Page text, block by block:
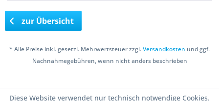
zur Übersicht
* Alle Preise inkl. gesetzl. Mehrwertsteuer zzgl.Versandkosten und ggf.
Nachnahmegebühren, wenn nicht anders beschrieben
Diese Website verwendet nur technisch notwendige Cookies.